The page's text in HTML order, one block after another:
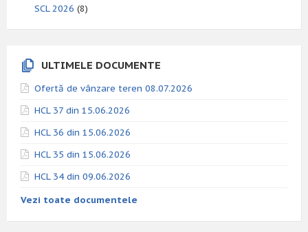
SCL 2026 (8)
ULTIMELE DOCUMENTE
Ofertă de vânzare teren 08.07.2026
HCL 37 din 15.06.2026
HCL 36 din 15.06.2026
HCL 35 din 15.06.2026
HCL 34 din 09.06.2026
Vezi toate documentele